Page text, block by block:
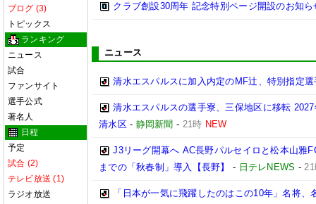
ブログ (3)
トピックス
ランキング
ニュース
試合
ファンサイト
選手公式
著名人
日程
予定
試合 (2)
テレビ放送 (1)
ラジオ放送
クラブ創設30周年 記念特別ページ開設のお知ら
ニュース
清水エスパルスに加入内定のMF辻、特別指定
清水エスパルスの選手寮、三保地区に移転
清水区- 静岡新聞 - 21時 NEW
J3リーグ開幕へ AC長野パルセイロと松本山雅
までの「秋春制」導入【長野】
- 日テレNEWS -
「日本が一気に飛躍したのはこの10年」名将